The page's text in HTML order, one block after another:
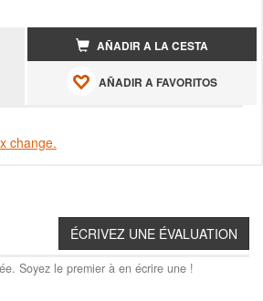
AÑADIR A LA CESTA
AÑADIR A FAVORITOS
change.
Soyez le premier à en écrire une !